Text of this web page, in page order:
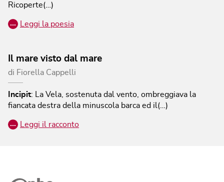
Ricoperte(…)
… Leggi la poesia
Il mare visto dal mare
di Fiorella Cappelli
Incipit:
La Vela, sostenuta dal vento, ombreggiava la
fiancata destra della minuscola barca ed il(…)
… Leggi il racconto